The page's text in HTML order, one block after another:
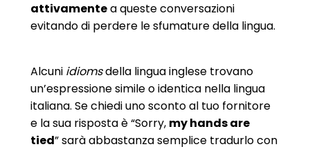
attivamentea queste conversazioni
evitando di perdere le sfumature della lingua.
Alcuni idiomsdella lingua inglese trovano
un’espressione simile o identica nella lingua
italiana. Se chiedi uno sconto al tuo fornitore
e la sua risposta è “Sorry, my hands are
tied” sarà abbastanza semplice tradurlo con